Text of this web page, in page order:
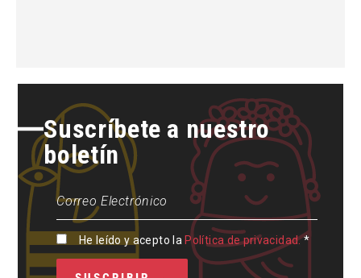
Suscríbete a nuestro
boletín
He leído y acepto la Política de privacidad. *